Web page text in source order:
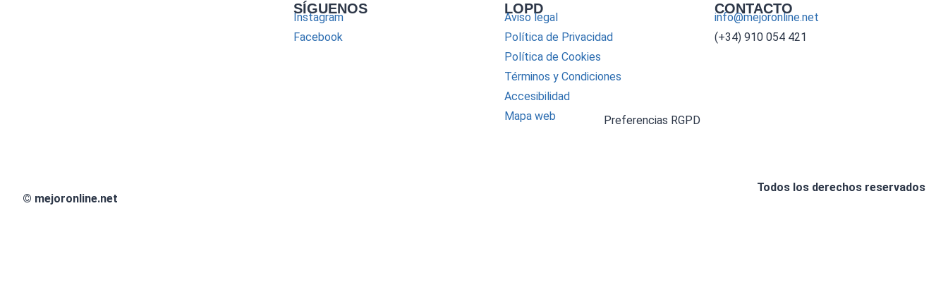
SÍGUENOS
Instagram
Facebook
LOPD
Aviso legal
Política de Privacidad
Política de Cookies
Términos y Condiciones
Accesibilidad
Mapa web
Preferencias RGPD
CONTACTO
info@mejoronline.net
(+34) 910 054 421
© mejoronline.net
Todos los derechos reservados